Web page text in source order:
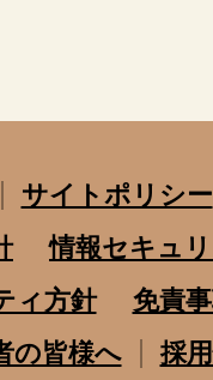
サイトポリシー
情報セキュ
ィ方針
免責
の皆様へ
採